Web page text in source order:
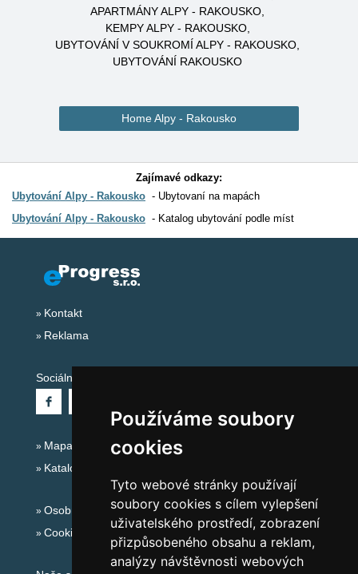
Používáme soubory
cookies
Tyto webové stránky používají
soubory cookies s cílem vylepšení
uživatelského prostředí, zobrazení
přizpůsobeného obsahu a reklam,
analýzy návštěvnosti webových
APARTMÁNY ALPY - RAKOUSKO
KEMPY ALPY - RAKOUSKO
UBYTOVÁNÍ V SOUKROMÍ ALPY - RAKOUSKO
UBYTOVÁNÍ RAKOUSKO
Home Alpy - Rakousko
Zajímavé odkazy:
Ubytování Alpy - Rakousko
Ubytovaní na mapách
Ubytování Alpy - Rakousko
Katalog ubytování podle míst
Kontakt
Reklama
Sociální sítě:
Mapa serveru Alpy - Rakousko
Katalog ubytování
Osobní údaje
Cookies